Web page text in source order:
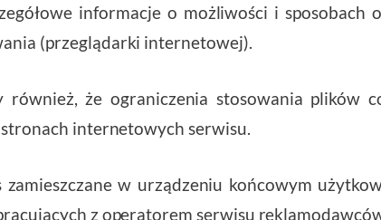
informacje o możliwości i
(przeglądarki internetowej).
również, że ograniczenia stosowania plików
internetowych serwisu.
zamieszczane w urządzeniu końcowym
z operatorem serwisu